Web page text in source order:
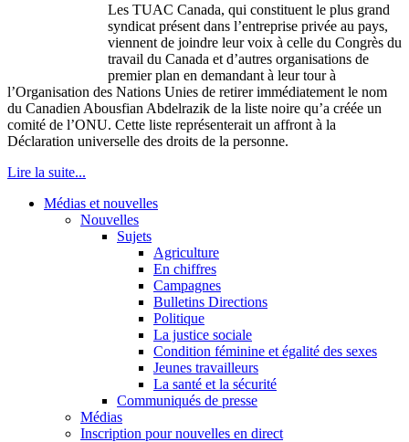
Les TUAC Canada, qui constituent le plus grand
syndicat présent dans l’entreprise privée au pays,
viennent de joindre leur voix à celle du Congrès du
travail du Canada et d’autres organisations de
premier plan en demandant à leur tour à
l’Organisation des Nations Unies de retirer immédiatement le nom
du Canadien Abousfian Abdelrazik de la liste noire qu’a créée un
comité de l’ONU. Cette liste représenterait un affront à la
Déclaration universelle des droits de la personne.
Lire la suite...
Médias et nouvelles
Nouvelles
Sujets
Agriculture
En chiffres
Campagnes
Bulletins Directions
Politique
La justice sociale
Condition féminine et égalité des sexes
Jeunes travailleurs
La santé et la sécurité
Communiqués de presse
Médias
Inscription pour nouvelles en direct